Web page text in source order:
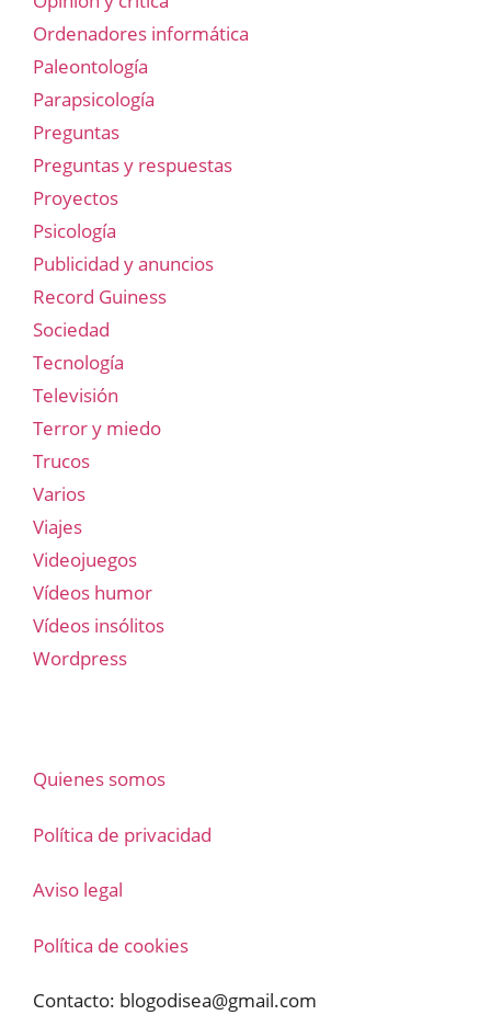
Ordenadores informática
Paleontología
Parapsicología
Preguntas
Preguntas y respuestas
Proyectos
Psicología
Publicidad y anuncios
Record Guiness
Sociedad
Tecnología
Televisión
Terror y miedo
Trucos
Varios
Viajes
Videojuegos
Vídeos humor
Vídeos insólitos
Wordpress
Quienes somos
Política de privacidad
Aviso legal
Política de cookies
Contacto: blogodisea@gmail.com